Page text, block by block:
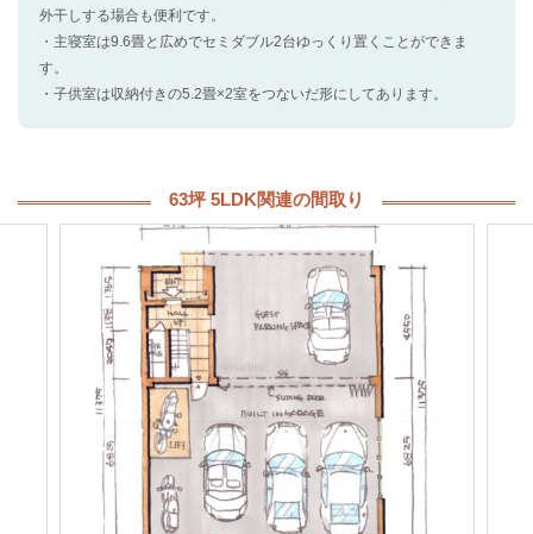
外干しする場合も便利です。
・主寝室は9.6畳と広めでセミダブル2台ゆっくり置くことができま
す。
・子供室は収納付きの5.2畳×2室をつないだ形にしてあります。
63坪 5LDK関連の間取り